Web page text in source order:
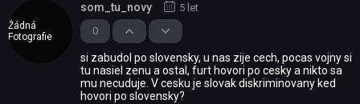
Žádná
Fotografie
0
som_tu_novy 5 let
si zabudol po slovensky, u nas zije cech, pocas vojny si
tu nasiel zenu a ostal, furt hovori po cesky a nikto sa
mu necuduje. V cesku je slovak diskriminovany ked
hovori po slovensky?